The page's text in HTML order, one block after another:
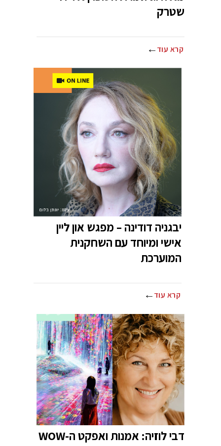
שטרק
קרא עוד
יבגניה דודינה – מפגש און ליין
אישי ומיוחד עם השחקנית
המוערכת
קרא עוד
דבי לוזיה: אמנות ואפקט ה-WOW